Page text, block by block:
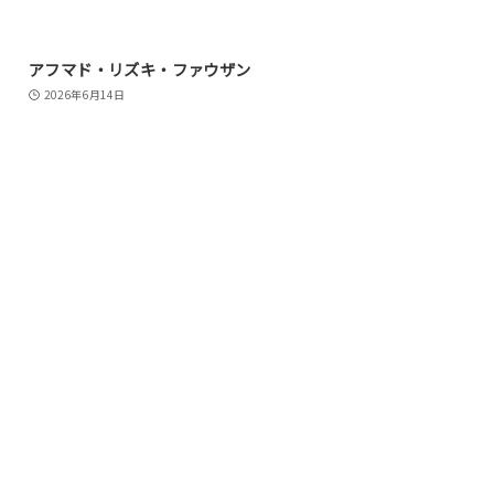
アフマド・リズキ・ファウザン
2026年6月14日